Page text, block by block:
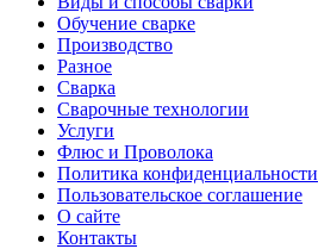
Обучение сварке
Производство
Разное
Сварка
Сварочные технологии
Услуги
Флюс и Проволока
Политика конфиденциальности
Пользовательское соглашение
О сайте
Контакты